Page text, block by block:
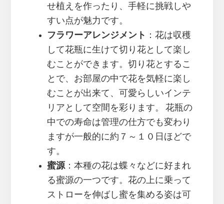
せ植えを作ったり、手軽に挑戦しや
すい点が魅力です。
フラワーアレンジメント
：花は収穫
して花瓶に生けて切り花として楽し
むことができます。切り花とするこ
とで、お部屋の中で花を気軽に楽し
むことが出来て、可愛らしいインテ
リアとして空間を彩ります。 花瓶の
中での寿命は管理の仕方でも変わり
ますが一般的に約７～１０日ほどで
す。
蜜源：本種の花は蝶々などに好まれ
る蜜源の一つです。花の上に乗って
ストローを伸ばし蜜を集める姿は可